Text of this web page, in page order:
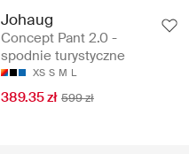
Johaug
Concept Pant 2.0 -
spodnie turystyczne
XS S M L
389.35 zł 599 zł